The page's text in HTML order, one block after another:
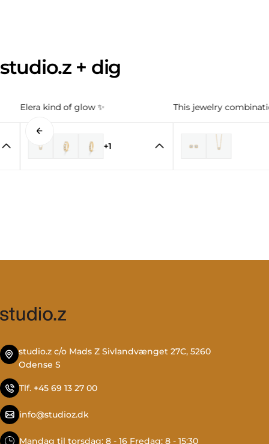
studio.z + dig
Elera kind of glow ✨
+1
This jewelry
studio.z c/o Mads Z Sivlandvænget 27C, 5260
Odense S
Tlf. +45 69 13 27 00
info@studioz.dk
Mandag til torsdag: 8 - 16 Fredag: 8 - 15:30